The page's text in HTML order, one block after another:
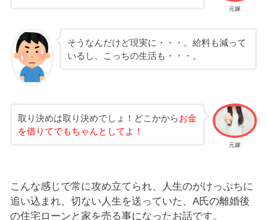
元嫁
そうなんだけど現実に・・・。給料も減って
いるし、こっちの生活も・・・。
元嫁
取り決めは取り決めでしょ！どこかからお金
を借りてでもちゃんとしてよ！
こんな感じで常に攻め立てられ、人生のがけっぷちに
追い込まれ、切ない人生を送っていた、A氏の離婚後
の住宅ローンと家を売る事になったお話です。